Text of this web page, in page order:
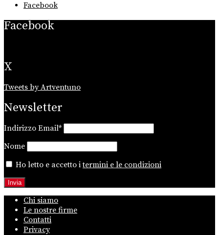
Facebook
Facebook
X
Tweets by Artventuno
Newsletter
Indirizzo Email*
Nome
Ho letto e accetto itermini e le condizioni
Chi siamo
Le nostre firme
Contatti
Privacy